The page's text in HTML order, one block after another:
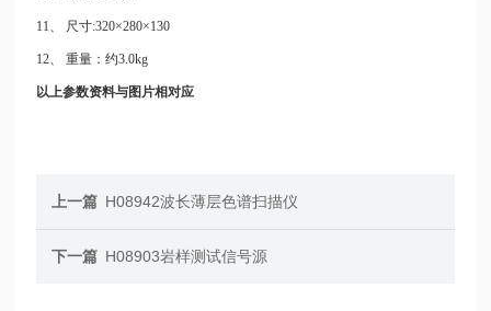
11、 尺寸:320×280×130
12、 重量：约3.0kg
以上参数资料与图片相对应
上一篇 H08942波长薄层色谱扫描仪
下一篇 H08903岩样测试信号源